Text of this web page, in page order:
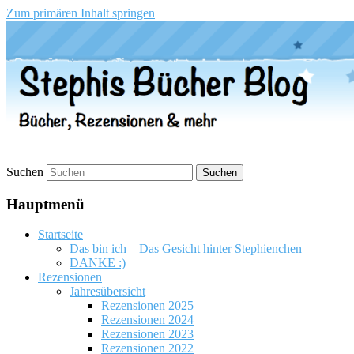
Zum primären Inhalt springen
Stephis Bücher Blog
Suchen
Hauptmenü
Startseite
Das bin ich – Das Gesicht hinter Stephienchen
DANKE :)
Rezensionen
Jahresübersicht
Rezensionen 2025
Rezensionen 2024
Rezensionen 2023
Rezensionen 2022